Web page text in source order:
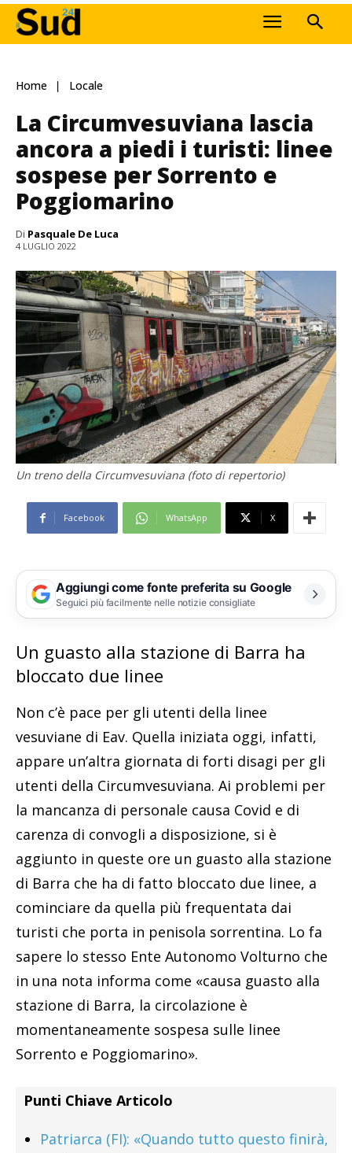
Home Locale
La Circumvesuviana lascia
ancora a piedi i turisti: linee
sospese per Sorrento e
Poggiomarino
Di Pasquale De Luca
4 LUGLIO 2022
Un treno della Circumvesuviana (foto di repertorio)
Facebook WhatsApp X
Aggiungi come fonte preferita su Google
Seguici più facilmente nelle notizie consigliate
Un guasto alla stazione di Barra ha
bloccato due linee
Non c’è pace per gli utenti della linee
vesuviane di Eav. Quella iniziata oggi, infatti,
appare un’altra giornata di forti disagi per gli
utenti della Circumvesuviana. Ai problemi per
la mancanza di personale causa Covid e di
carenza di convogli a disposizione, si è
aggiunto in queste ore un guasto alla stazione
di Barra che ha di fatto bloccato due linee, a
cominciare da quella più frequentata dai
turisti che porta in penisola sorrentina. Lo fa
sapere lo stesso Ente Autonomo Volturno che
in una nota informa come «causa guasto alla
stazione di Barra, la circolazione è
momentaneamente sospesa sulle linee
Sorrento e Poggiomarino».
Punti Chiave Articolo
Patriarca (FI): «Quando tutto questo finirà,